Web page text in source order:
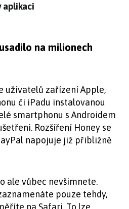
aplikaci
na milionech
uživatelů zařízení Apple,
či iPadu instalovanou
smartphonu s Androidem
Rozšíření Honey se
napojuje již přibližně
ale vůbec nevšimnete.
pouze tehdy,
na Safari. To lze